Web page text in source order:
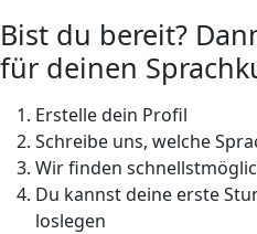
Bist du bereit?
für deinen
Erstelle dein Profil
Schreibe uns, welche
Wir finden
Du kannst deine erste
loslegen